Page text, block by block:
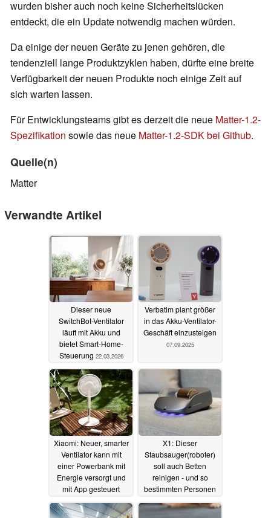
wurden bisher auch noch keine Sicherheitslücken
entdeckt, die ein Update notwendig machen würden.
Da einige der neuen Geräte zu jenen gehören, die
tendenziell lange Produktzyklen haben, dürfte eine breite
Verfügbarkeit der neuen Produkte noch einige Zeit auf
sich warten lassen.
Für Entwicklungsteams gibt es derzeit die neue Matter-1.2-
Spezifikation sowie das neue Matter-1.2-SDK bei Github.
Quelle(n)
Matter
Verwandte Artikel
Dieser neue
SwitchBot-Ventilator
läuft mit Akku und
bietet Smart-Home-
Steuerung 22.03.2026
Verbatim plant größer
in das Akku-Ventilator-
Geschäft einzusteigen
07.09.2025
Xiaomi: Neuer, smarter
Ventilator kann mit
einer Powerbank mit
Energie versorgt und
mit App gesteuert
werden01.07.2024
X1: Dieser
Staubsauger(roboter)
soll auch Betten
reinigen - und so
bestimmten Personen
einen besseren Schlaf
erlauben07.02.2024